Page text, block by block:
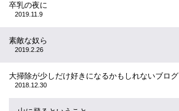
卒乳の夜に
2019.11.9
素敵な奴ら
2019.2.26
大掃除が少しだけ好きになるかもしれないブログ
2018.12.30